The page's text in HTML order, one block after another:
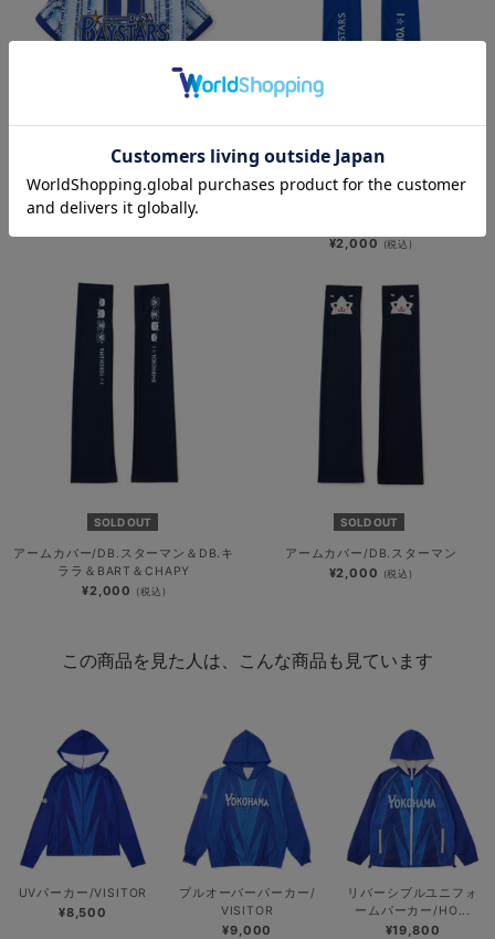
ドッグシャツ/野球未来創造
¥3,000 (税込)
SOLD OUT
¥2,000 (税込)
SOLD OUT
アームカバー/DB.スターマン＆DB.キ
ララ＆BART＆CHAPY
¥2,000 (税込)
SOLD OUT
アームカバー/DB.スターマン
¥2,000 (税込)
この商品を見た人は、こんな商品も見ています
UVパーカー/VISITOR
¥8,500
プルオーバーパーカー/
VISITOR
¥9,000
リバーシブルユニフォ
ームパーカー/HO...
¥19,800